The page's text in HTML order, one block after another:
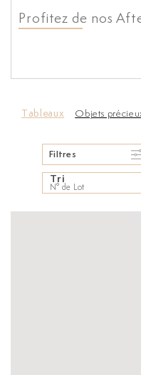
Profitez de nos
Tableaux Objets
Filtres
Tri
N° de Lot